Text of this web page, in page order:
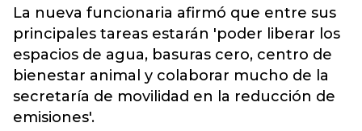
La nueva funcionaria afirmó que entre sus
principales tareas estarán 'poder liberar los
espacios de agua, basuras cero, centro de
bienestar animal y colaborar mucho de la
secretaría de movilidad en la reducción de
emisiones'.